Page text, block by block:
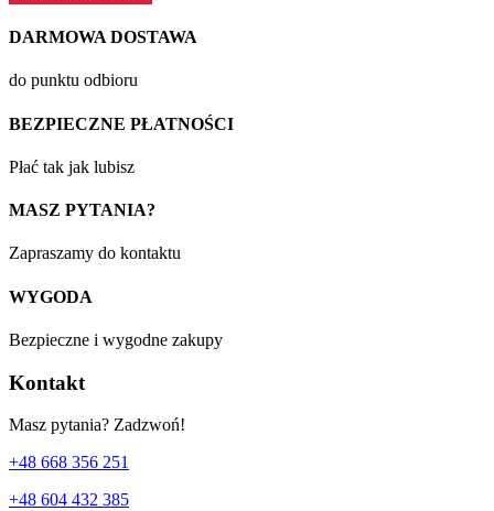
DARMOWA DOSTAWA
do punktu odbioru
BEZPIECZNE PŁATNOŚCI
Płać tak jak lubisz
MASZ PYTANIA?
Zapraszamy do kontaktu
WYGODA
Bezpieczne i wygodne zakupy
Kontakt
Masz pytania? Zadzwoń!
+48 668 356 251
+48 604 432 385